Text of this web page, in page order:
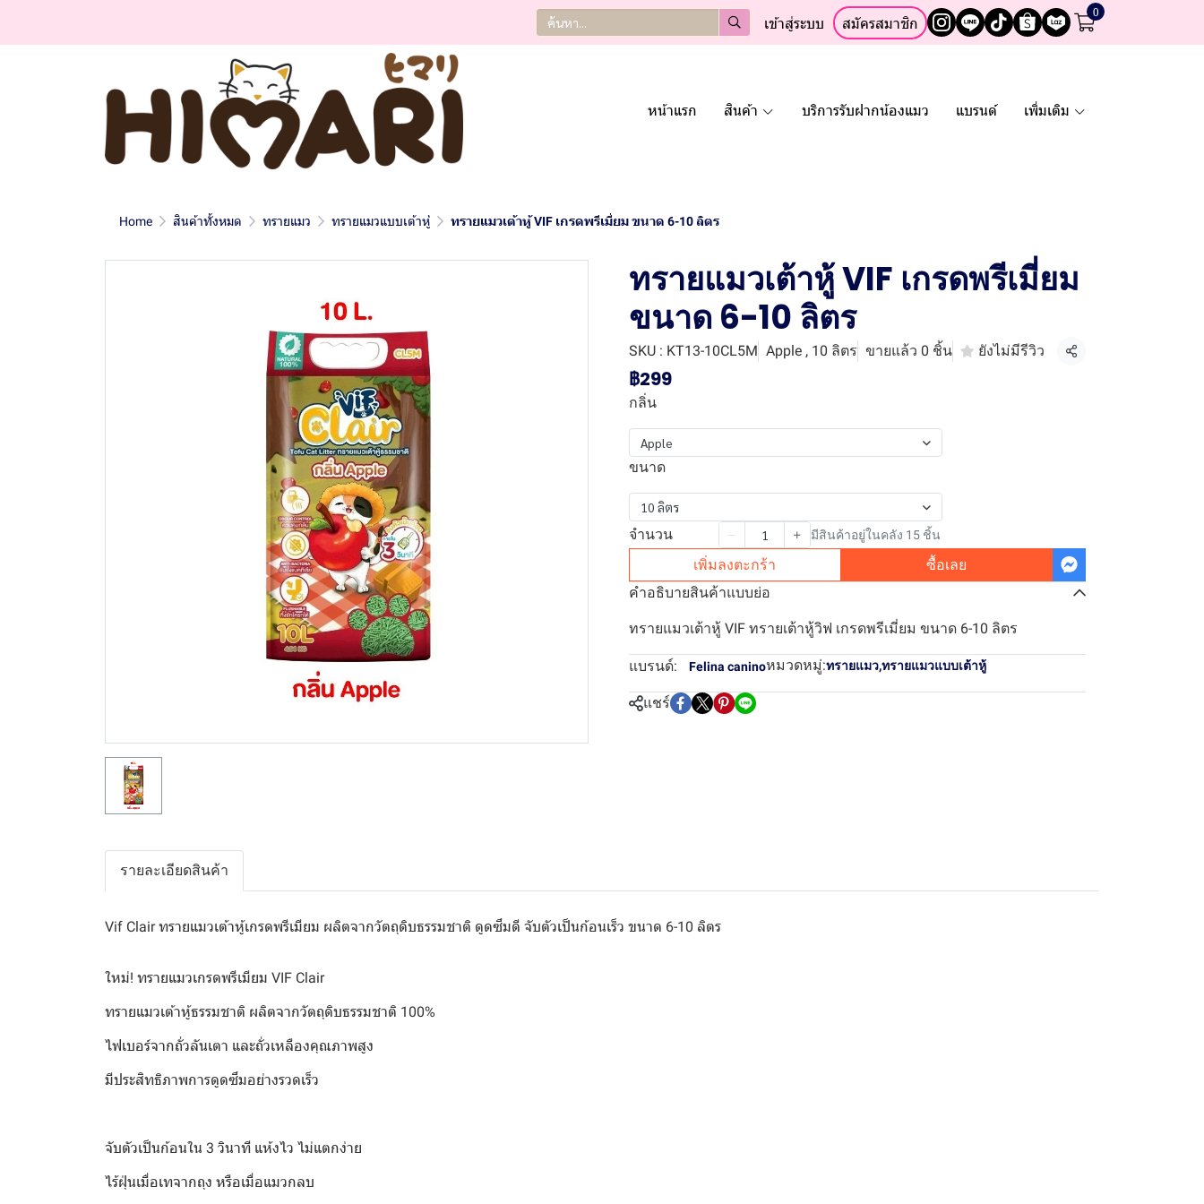
เข้าสู่ระบบ สมัครสมาชิก
0
หน้าแรก สินค้า บริการรับฝากน้องแมว แบรนด์ เพิ่มเติม
Home สินค้าทั้งหมด ทรายแมว ทรายแมวแบบเต้าหู้ ทรายแมวเต้าหู้ VIF เกรดพรีเมี่ยม ขนาด 6-10 ลิตร
ทรายแมวเต้าหู้ VIF เกรดพรีเมี่ยม
ขนาด 6-10 ลิตร
SKU : KT13-10CL5M Apple , 10 ลิตร ขายแล้ว 0 ชิ้น ยังไม่มีรีวิว แชร์
฿299
กลิ่น
Apple
ขนาด
10 ลิตร
จำนวน มีสินค้าอยู่ในคลัง 15 ชิ้น
เพิ่มลงตะกร้า
ซื้อเลย
คำอธิบายสินค้าแบบย่อ
ทรายแมวเต้าหู้ VIF ทรายเต้าหู้วิฟ เกรดพรีเมี่ยม ขนาด 6-10 ลิตร
แบรนด์: Felina caninoหมวดหมู่:ทรายแมว,ทรายแมวแบบเต้าหู้
แชร์
รายละเอียดสินค้า
Vif Clair ทรายแมวเต้าหู้เกรดพรีเมียม ผลิตจากวัตถุดิบธรรมชาติ ดูดซึมดี จับตัวเป็นก้อนเร็ว ขนาด 6-10 ลิตร
ใหม่! ทรายแมวเกรดพรีเมียม VIF Clair
ทรายแมวเต้าหู้ธรรมชาติ ผลิตจากวัตถุดิบธรรมชาติ 100%
ไฟเบอร์จากถั่วลันเตา และถั่วเหลืองคุณภาพสูง
มีประสิทธิภาพการดูดซึมอย่างรวดเร็ว
จับตัวเป็นก้อนใน 3 วินาที แห้งไว ไม่แตกง่าย
ไร้ฝุ่นเมื่อเทจากถุง หรือเมื่อแมวกลบ